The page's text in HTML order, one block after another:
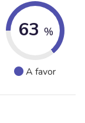
63 %
A favor